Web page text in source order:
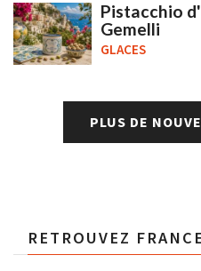
Pistacchio
Gemelli
GLACES
PLUS DE
RETROUVEZ